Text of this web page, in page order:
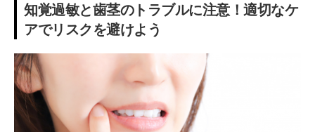
知覚過敏と歯茎のトラブルに注意！適切なケ
アでリスクを避けよう